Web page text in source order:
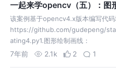
一起来学opencv（五）：图
该案例基于opencv4.x版本编写代码
https://github.com/gudepeng/
ating4.py1.图形绘制画线：
7年前 2.1k 2 1